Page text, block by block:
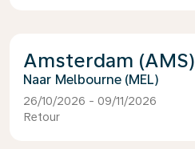
Amsterdam (AMS)
Melbourne (MEL)
26/10/2026 - 09/11/2026
Retour